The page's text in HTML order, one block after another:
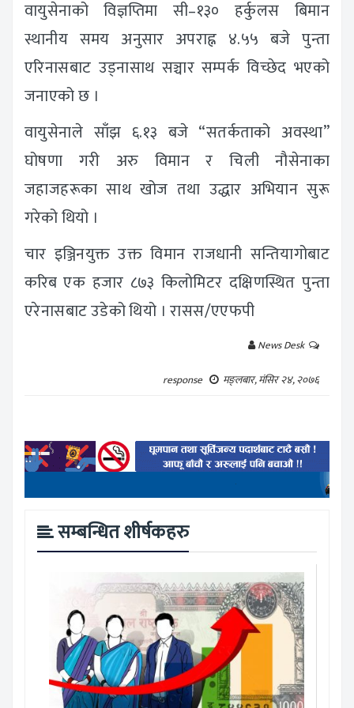
वायुसेनाको विज्ञप्तिमा सी–१३० हर्कुलस बिमान
स्थानीय समय अनुसार अपराह्न ४.५५ बजे पुन्ता
एरिनासबाट उड्नासाथ सञ्चार सम्पर्क विच्छेद भएको
जनाएको छ ।
वायुसेनाले साँझ ६.१३ बजे “सतर्कताको अवस्था”
घोषणा गरी अरु विमान र चिली नौसेनाका
जहाजहरूका साथ खोज तथा उद्धार अभियान सुरू
गरेको थियो ।
चार इञ्जिनयुक्त उक्त विमान राजधानी सन्तियागोबाट
करिब एक हजार ८७३ किलोमिटर दक्षिणस्थित पुन्ता
एरेनासबाट उडेको थियो । रासस/एएफपी
News Desk
response
मङ्लबार, मंसिर २४, २०७६
सम्बन्धित शीर्षकहरु